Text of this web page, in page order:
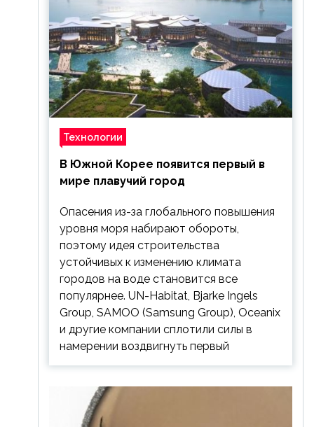
Технологии
В Южной Корее появится первый в
мире плавучий город
Опасения из-за глобального повышения
уровня моря набирают обороты,
поэтому идея строительства
устойчивых к изменению климата
городов на воде становится все
популярнее. UN-Habitat, Bjarke Ingels
Group, SAMOO (Samsung Group), Oceanix
и другие компании сплотили силы в
намерении воздвигнуть первый